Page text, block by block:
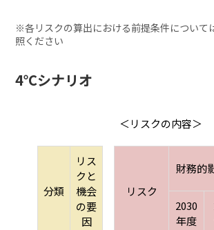
※各リスクの算出における前提条件について
照ください
4℃シナリオ
＜リスクの内容＞
分類
リス
クと
機会
の要
因
リスク
財務的
2030
年度